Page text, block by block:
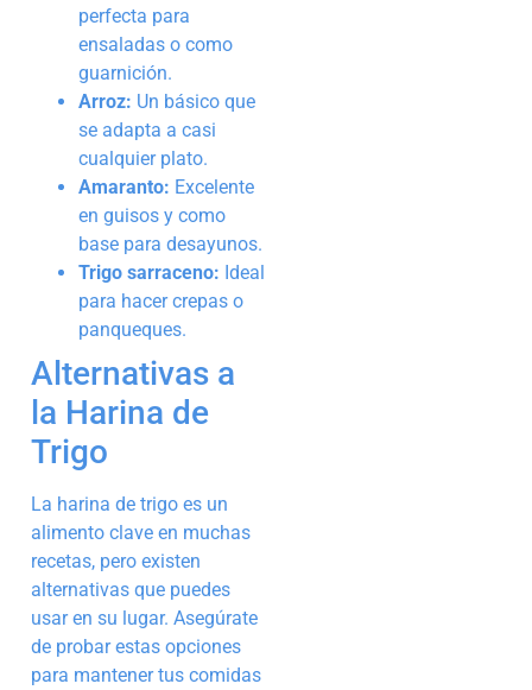
perfecta para
ensaladas o como
guarnición.
Arroz: Un básico que
se adapta a casi
cualquier plato.
Amaranto: Excelente
en guisos y como
base para desayunos.
Trigo sarraceno: Ideal
para hacer crepas o
panqueques.
Alternativas a
la Harina de
Trigo
La harina de trigo es un
alimento clave en muchas
recetas, pero existen
alternativas que puedes
usar en su lugar. Asegúrate
de probar estas opciones
para mantener tus comidas